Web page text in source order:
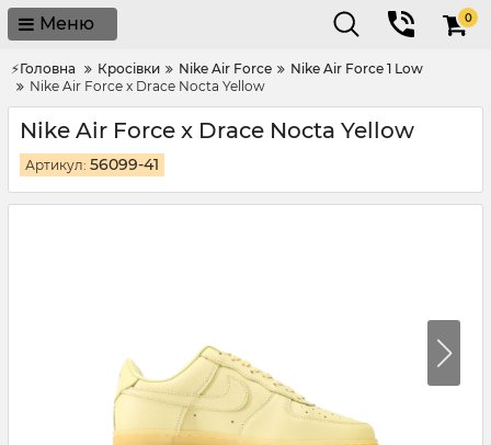
Меню 0
⚡Головна Кросівки Nike Air Force
Nike Air Force 1 Low
Nike Air Force x Drace Nocta Yellow
Nike Air Force x Drace Nocta Yellow
Артикул: 56099-41